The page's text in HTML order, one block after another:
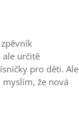
ale určitě
pro děti. Ale
myslím, že nová